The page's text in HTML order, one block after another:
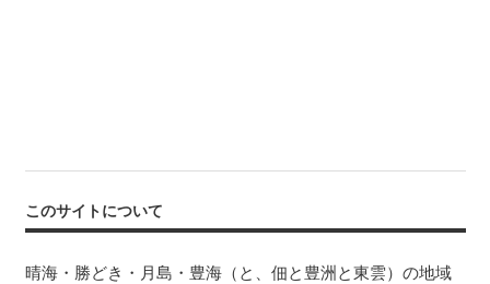
このサイトについて
晴海・勝どき・月島・豊海（と、佃と豊洲と東雲）の地域